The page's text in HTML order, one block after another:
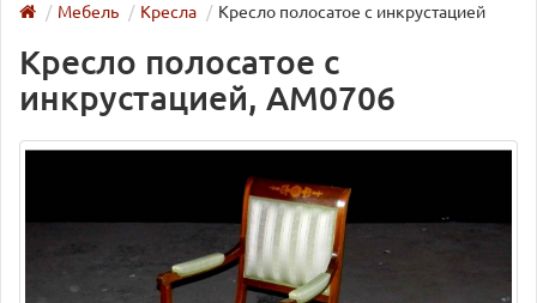
Мебель Кресла Кресло полосатое с инкрустацией
Кресло полосатое с
инкрустацией, AM0706